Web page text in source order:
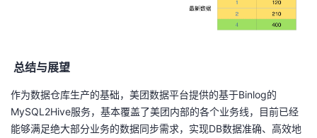
总结与展望
作为数据仓库生产的基础，美团数据平台提供的基于Binlog的
MySQL2Hive服务，基本覆盖了美团内部的各个业务线，目前已经
能够满足绝大部分业务的数据同步需求，实现DB数据准确、高效地